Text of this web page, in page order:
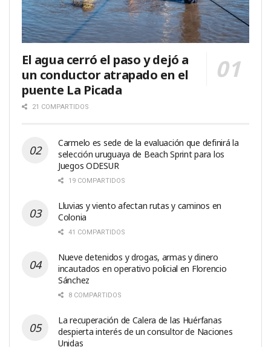
El agua cerró el paso y dejó a
un conductor atrapado en el
puente La Picada
21 COMPARTIDOS
Carmelo es sede de la evaluación que definirá la
selección uruguaya de Beach Sprint para los
Juegos ODESUR
19 COMPARTIDOS
Lluvias y viento afectan rutas y caminos en
Colonia
41 COMPARTIDOS
Nueve detenidos y drogas, armas y dinero
incautados en operativo policial en Florencio
Sánchez
8 COMPARTIDOS
La recuperación de Calera de las Huérfanas
despierta interés de un consultor de Naciones
Unidas